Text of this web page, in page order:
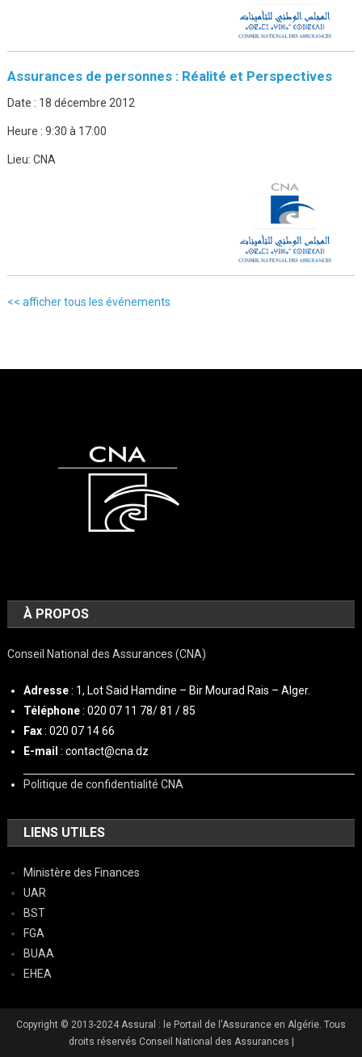
Assurances de personnes : Réalité et Perspectives
Date : 18 décembre 2012
Heure : 9:30 à 17:00
Lieu: CNA
<< afficher tous les événements
À PROPOS
Conseil National des Assurances (CNA)
Adresse: 1, Lot Said Hamdine – Bir Mourad Rais – Alger.
Téléphone: 020 07 11 78/ 81 / 85
Fax: 020 07 14 66
E-mail : contact@cna.dz
Politique de confidentialité CNA
LIENS UTILES
Ministère des Finances
UAR
BST
FGA
BUAA
EHEA
Copyright © 2013-2024 Assural : le Portail de l'Assurance en Algérie. Tous
droits réservés Conseil National des Assurances